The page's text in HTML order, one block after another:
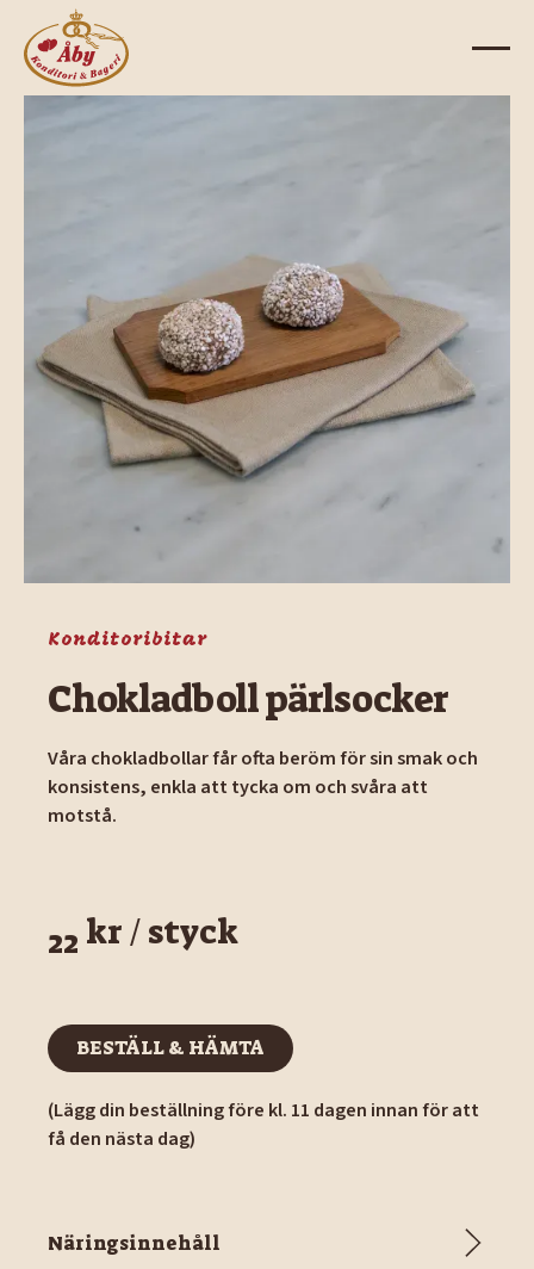
Konditoribitar
Chokladboll pärlsocker
Våra chokladbollar får ofta beröm för sin smak och
konsistens, enkla att tycka om och svåra att
motstå.
22 kr / styck
BESTÄLL & HÄMTA
BESTÄLL & HÄMTA
(Lägg din beställning före kl. 11 dagen innan för att
få den nästa dag)
Näringsinnehåll